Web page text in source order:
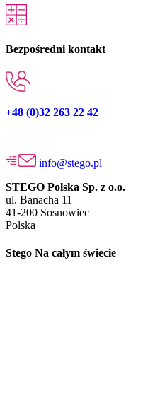
Bezpośredni kontakt
+48 (0)32 263 22 42
info@stego.pl
STEGO Polska Sp. z o.o.
ul. Banacha 11
41-200 Sosnowiec
Polska
Stego Na całym świecie